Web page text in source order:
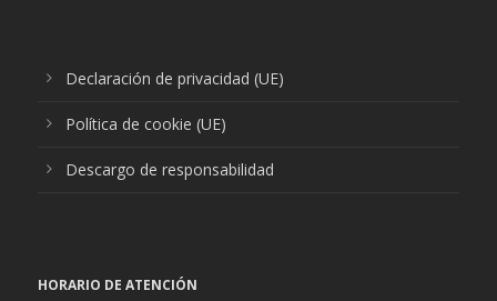
Declaración de privacidad (UE)
Política de cookie (UE)
Descargo de responsabilidad
HORARIO DE ATENCIÓN